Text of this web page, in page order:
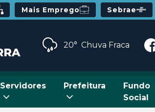
Mais Emprego Sebrae
20° Chuva Fraca
Servidores Prefeitura
Fundo
Social